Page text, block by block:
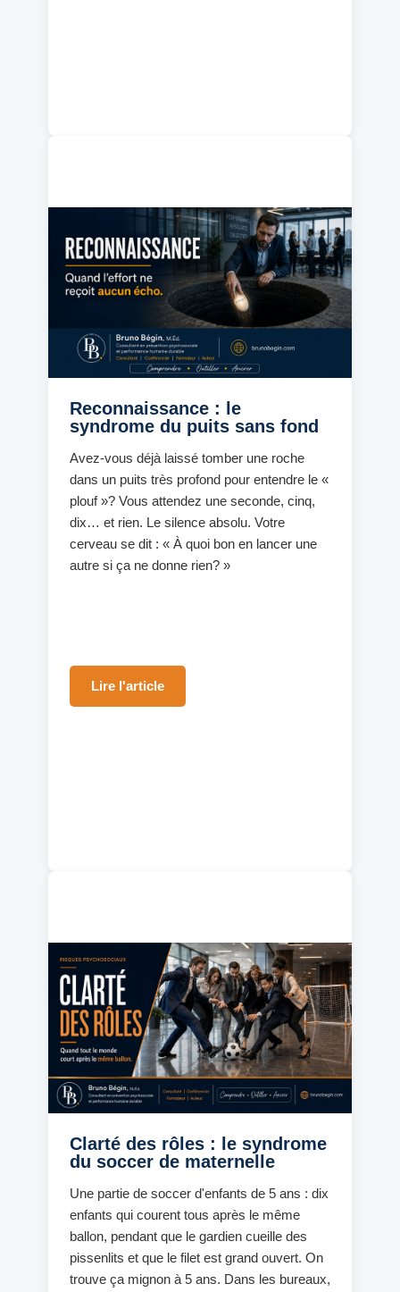
Reconnaissance : le
syndrome du puits sans fond
Avez-vous déjà laissé tomber une roche
dans un puits très profond pour entendre le «
plouf »? Vous attendez une seconde, cinq,
dix… et rien. Le silence absolu. Votre
cerveau se dit : « À quoi bon en lancer une
autre si ça ne donne rien? »
Lire l'article
Clarté des rôles : le syndrome
du soccer de maternelle
Une partie de soccer d'enfants de 5 ans : dix
enfants qui courent tous après le même
ballon, pendant que le gardien cueille des
pissenlits et que le filet est grand ouvert. On
trouve ça mignon à 5 ans. Dans les bureaux,